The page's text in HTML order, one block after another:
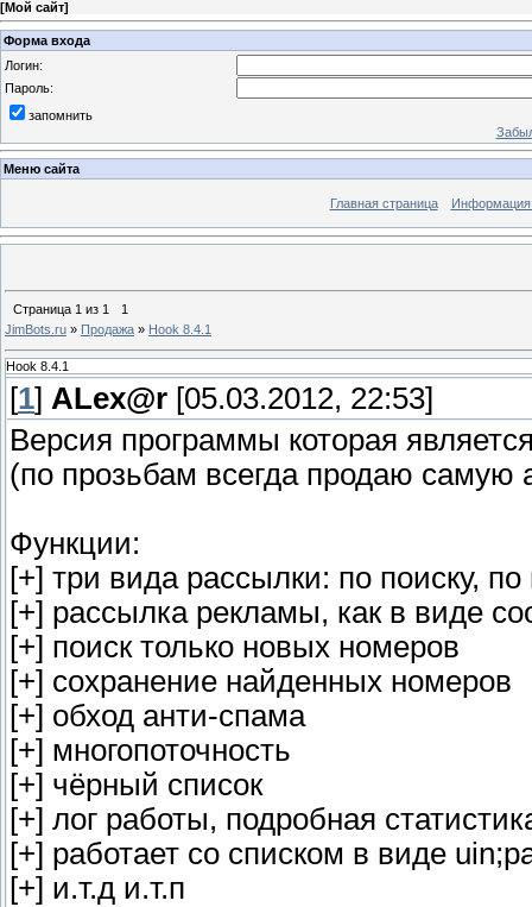
[Мой сайт]
Форма входа
Логин:
Пароль:
запомнить
Меню сайта
Главная страница Информация
Страница 1 из 1
1
JimBots.ru » Продажа » Hook 8.4.1
Hook 8.4.1
[1] ALex@r [05.03.2012, 22:53]
Версия программы которая
(по прозьбам всегда продаю самую
Функции:
[+] три вида рассылки: по поиску,
[+] рассылка рекламы, как в виде
[+] поиск только новых номеров
[+] сохранение найденных номеров
[+] обход анти-спама
[+] многопоточность
[+] чёрный список
[+] лог работы, подробная
[+] работает со списком в виде
[+] и.т.д и.т.п